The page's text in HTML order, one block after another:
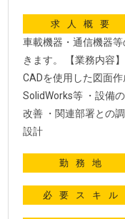
求人概要
車載機器・通信機器
きます。 【業務内容
CADを使用した図面作
SolidWorks等 ・設備
改善 ・関連部署との
設計
勤務地
必要スキル